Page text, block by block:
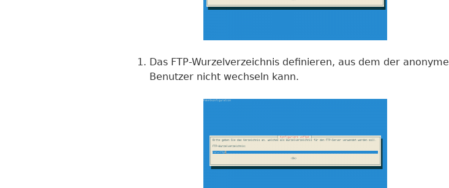
Das FTP-Wurzelverzeichnis definieren, aus dem der anonyme
Benutzer nicht wechseln kann.